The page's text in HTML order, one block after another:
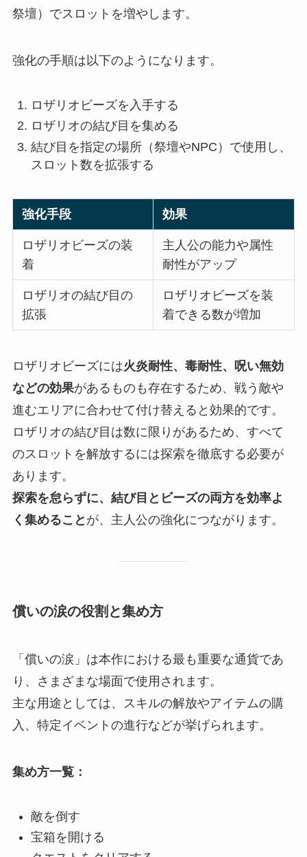
祭壇）でスロットを増やします。
強化の手順は以下のようになります。
ロザリオビーズを入手する
ロザリオの結び目を集める
結び目を指定の場所（祭壇やNPC）で使用し、
スロット数を拡張する
強化手段 効果
ロザリオビーズの装
着
主人公の能力や属性
耐性がアップ
ロザリオの結び目の
拡張
ロザリオビーズを装
着できる数が増加
ロザリオビーズには火炎耐性、毒耐性、呪い無効
などの効果があるものも存在するため、戦う敵や
進むエリアに合わせて付け替えると効果的です。
ロザリオの結び目は数に限りがあるため、すべて
のスロットを解放するには探索を徹底する必要が
あります。
探索を怠らずに、結び目とビーズの両方を効率よ
く集めること が、主人公の強化につながります。
償いの涙の役割と集め方
「償いの涙」は本作における最も重要な通貨であ
り、さまざまな場面で使用されます。
主な用途としては、スキルの解放やアイテムの購
入、特定イベントの進行などが挙げられます。
集め方一覧：
敵を倒す
宝箱を開ける